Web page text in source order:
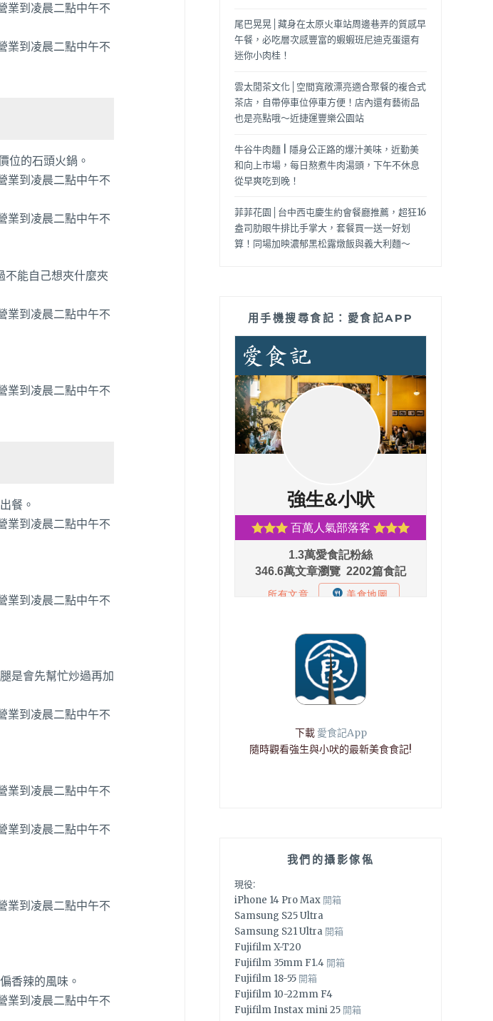
位的石頭火鍋。
不能自己想夾什麼夾
餐。
是會先幫忙炒過再加
香辣的風味。
尾巴晃晃│藏身在太原火車站周邊巷弄的質感早
午餐，必吃層次感豐富的蝦蝦班尼迪克蛋還有
迷你小肉桂！
雲太閒茶文化│空間寬敞漂亮適合聚餐的複合式
茶店，自帶停車位停車方便！店內還有藝術品
也是亮點哦～近捷運豐樂公園站
牛谷牛肉麵 | 隱身公正路的爆汁美味，近勤美
和向上市場，每日熬煮牛肉湯頭，下午不休息
從早爽吃到晚！
菲菲花園│台中西屯慶生約會餐廳推薦，超狂16
盎司肋眼牛排比手掌大，套餐買一送一好划
算！同場加映濃郁黑松露燉飯與義大利麵～
用手機搜尋食記：愛食記APP
下載 愛食記App
隨時觀看強生與小吠的最新美食食記!
我們的攝影傢俬
現役:
iPhone 14 Pro Max 開箱
Samsung S25 Ultra
Samsung S21 Ultra 開箱
Fujifilm X-T20
Fujifilm 35mm F1.4 開箱
Fujifilm 18-55 開箱
Fujifilm 10-22mm F4
Fujifilm Instax mini 25 開箱